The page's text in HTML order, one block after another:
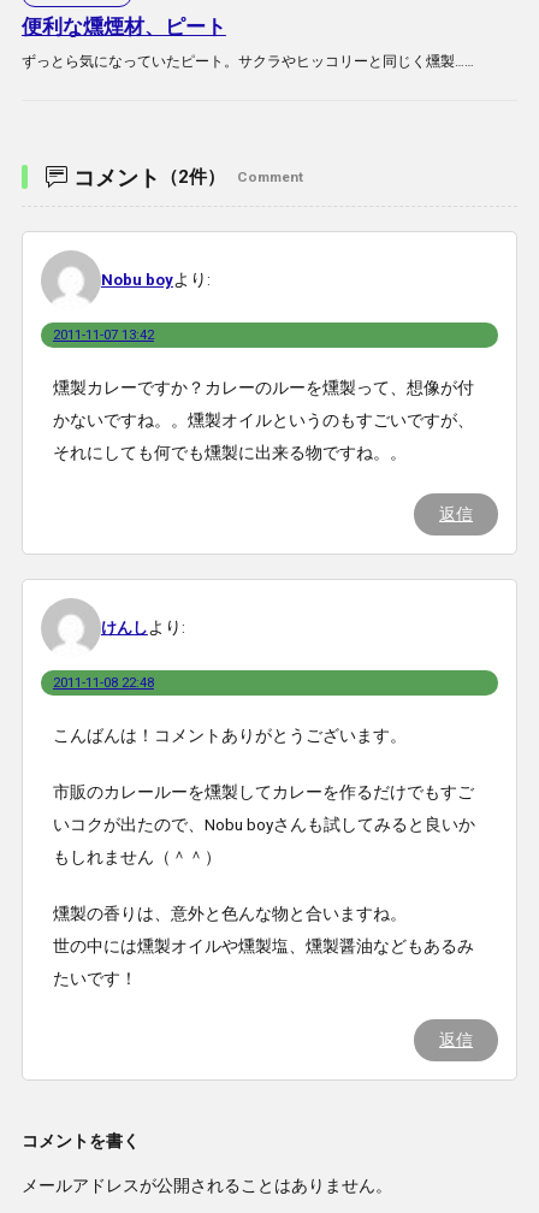
便利な燻煙材、ピート
ずっとら気になっていたピート。サクラやヒッコリーと同じく燻製……
コメント （2件） Comment
Nobu boyより:
2011-11-07 13:42
燻製カレーですか？カレーのルーを燻製って、想像が付
かないですね。。燻製オイルというのもすごいですが、
それにしても何でも燻製に出来る物ですね。。
返信
けんし より:
2011-11-08 22:48
こんばんは！コメントありがとうございます。
市販のカレールーを燻製してカレーを作るだけでもすご
いコクが出たので、Nobu boyさんも試してみると良いか
もしれません（＾＾）
燻製の香りは、意外と色んな物と合いますね。
世の中には燻製オイルや燻製塩、燻製醤油などもあるみ
たいです！
返信
コメントを書く
メールアドレスが公開されることはありません。